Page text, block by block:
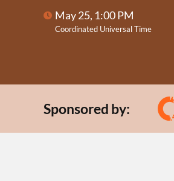
May 25, 1:00 PM
Coordinated Universal Time
Sponsored by: